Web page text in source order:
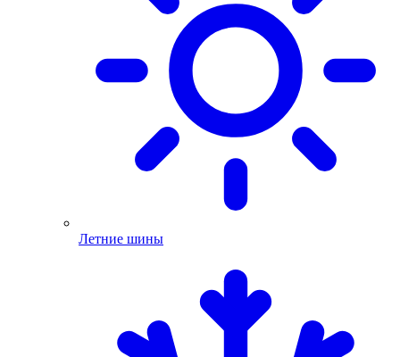
Летние шины